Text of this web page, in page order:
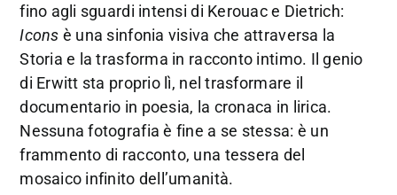
fino agli sguardi intensi di Kerouac e Dietrich:
Icons è una sinfonia visiva che attraversa la
Storia e la trasforma in racconto intimo. Il genio
di Erwitt sta proprio lì, nel trasformare il
documentario in poesia, la cronaca in lirica.
Nessuna fotografia è fine a se stessa: è un
frammento di racconto, una tessera del
mosaico infinito dell’umanità.